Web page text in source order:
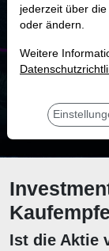
Ist die Aktie
jederzeit über die
oder ändern.
Weitere